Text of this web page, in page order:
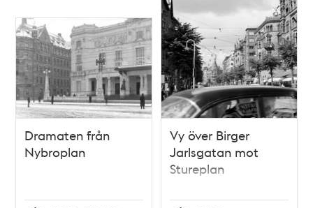
Dramaten från
Nybroplan
Vy över Birger
Jarlsgatan mot
Stureplan